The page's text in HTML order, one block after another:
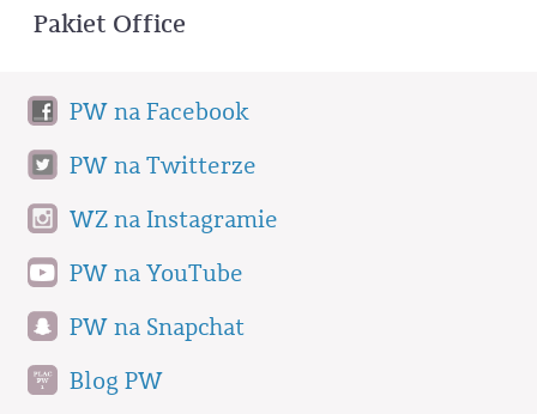
Pakiet Office
PW na Facebook
PW na Twitterze
WZ na Instagramie
PW na YouTube
PW na Snapchat
Blog PW